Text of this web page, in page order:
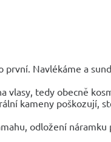
Navlékáme a
tedy obecně
kameny poškozují,
odložení náramku